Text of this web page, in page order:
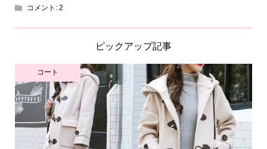
コメント: 2
ピックアップ記事
コート